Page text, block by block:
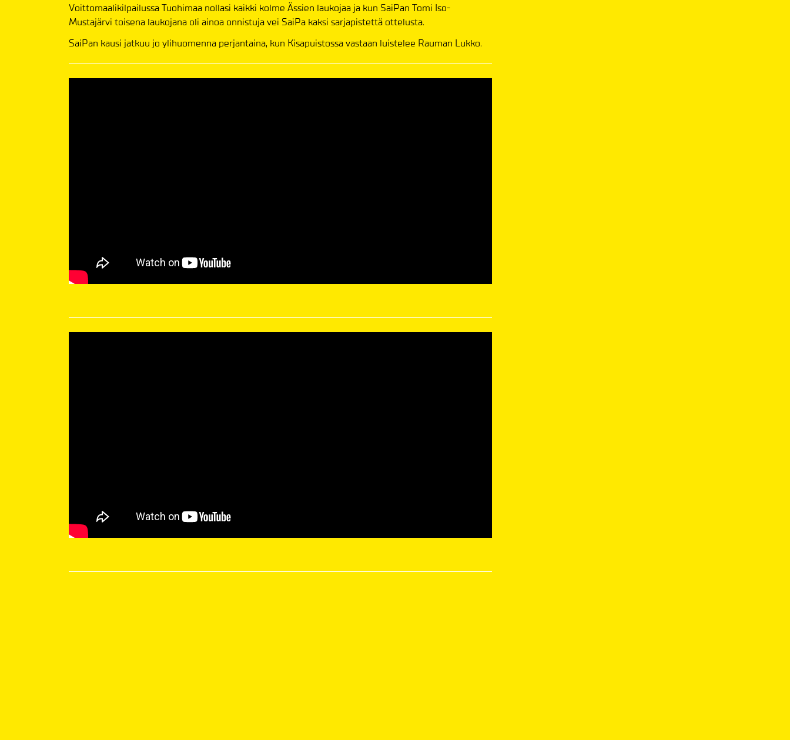
Voittomaalikilpailussa Tuohimaa nollasi kaikki kolme Ässien laukojaa ja kun SaiPan Tomi Iso-
Mustajärvi toisena laukojana oli ainoa onnistuja vei SaiPa kaksi sarjapistettä ottelusta.
SaiPan kausi jatkuu jo ylihuomenna perjantaina, kun Kisapuistossa vastaan luistelee Rauman Lukko.